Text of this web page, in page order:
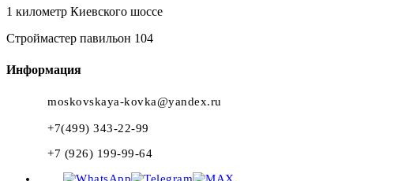
1 километр Киевского шоссе
Строймастер павильон 104
Информация
moskovskaya-kovka@yandex.ru
+7(499) 343-22-99
+7 (926) 199-99-64